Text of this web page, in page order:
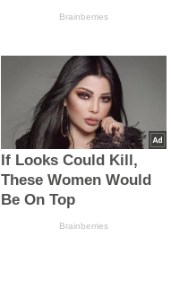
Brainberries
If Looks Could Kill,
These Women Would
Be On Top
Brainberries